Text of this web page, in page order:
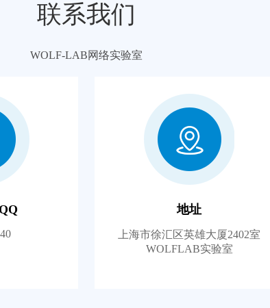
联系我们
WOLF-LAB网络实验室
地址
上海市徐汇区英雄大厦2402室
WOLFLAB实验室